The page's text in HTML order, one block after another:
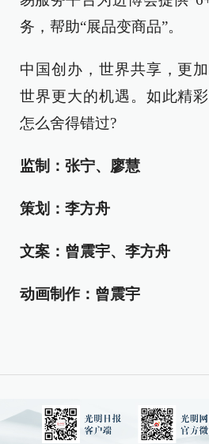
务，帮助“展品变商品”。
中国创办，世界共享，更
世界更大的机遇。如此精
怎么舍得错过?
监制：张宁、廖慧
策划：李方舟
文案：曾震宇、李方舟
动画制作：曾震宇